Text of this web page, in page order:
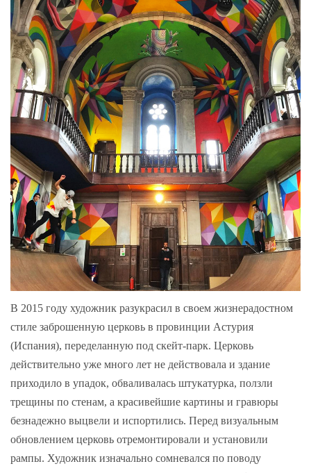
В 2015 году художник разукрасил в своем жизнерадостном
стиле заброшенную церковь в провинции Астурия
(Испания), переделанную под скейт-парк. Церковь
действительно уже много лет не действовала и здание
приходило в упадок, обваливалась штукатурка, ползли
трещины по стенам, а красивейшие картины и гравюры
безнадежно выцвели и испортились. Перед визуальным
обновлением церковь отремонтировали и установили
рампы. Художник изначально сомневался по поводу